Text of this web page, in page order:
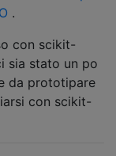
.
con scikit-
sia stato un po
da prototipare
con scikit-